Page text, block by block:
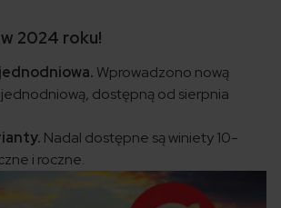
2024 roku!
Wprowadzono nową
dostępną od sierpnia
Nadal dostępne są winiety 10-
i roczne.